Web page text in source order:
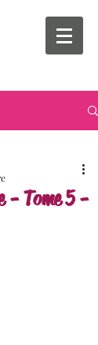
- Tome 5 -